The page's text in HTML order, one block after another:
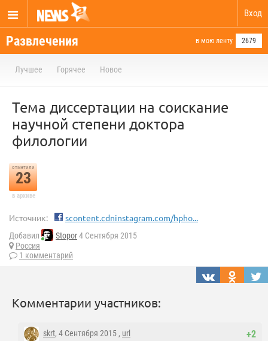
Вход
Развлечения в мою ленту 2679
Лучшее Горячее Новое
Тема диссертации на соискание
научной степени доктора
филологии
отметили
23
в архиве
Источник: scontent.cdninstagram.com/hpho...
Добавил Stopor4 Сентября 2015
Россия
1 комментарий
Комментарии участников:
+2
skrt, 4 Сентября 2015 , url